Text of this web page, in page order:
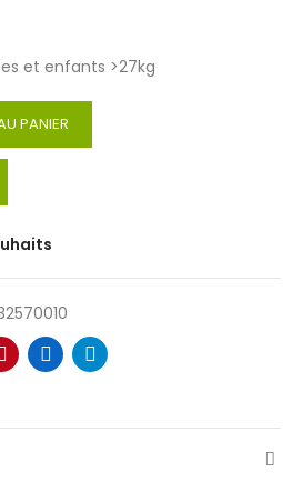
et enfants >27kg
PANIER